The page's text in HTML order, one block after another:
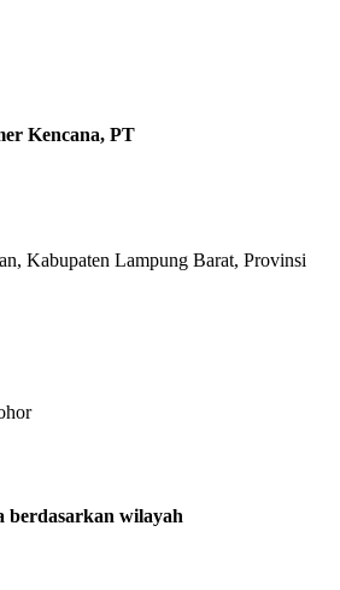
Kencana, PT
Kabupaten Lampung Barat, Provinsi
berdasarkan wilayah